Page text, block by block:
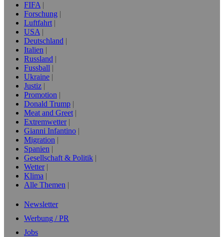
FIFA
Forschung
Luftfahrt
USA
Deutschland
Italien
Russland
Fussball
Ukraine
Justiz
Promotion
Donald Trump
Meat and Greet
Extremwetter
Gianni Infantino
Migration
Spanien
Gesellschaft & Politik
Wetter
Klima
Alle Themen
Newsletter
Werbung / PR
Jobs